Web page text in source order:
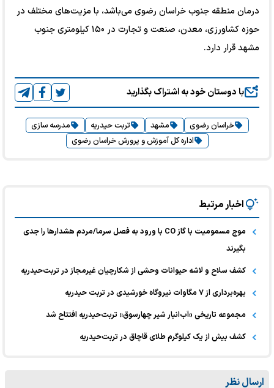
درمان منطقه جنوب خراسان رضوی می‌باشد، با مزیت‌های مختلف در
حوزه کشاورزی، معدن، صنعت و تجارت در ۱۵۰ کیلومتری جنوب
مشهد قرار دارد.​
با دوستان خود به اشتراک بگذارید
خراسان رضوی مشهد تربت حیدریه
مدرسه سازی
اداره کل آموزش و پرورش خراسان رضوی
اخبار مرتبط
موج مسمومیت با گاز CO با ورود به فصل سرما/مردم هشدارها را جدی
بگیرند
کشف سلاح و لاشه حیوانات وحشی از شکارچیان غیرمجاز در تربت‌حیدریه
بهره‌برداری از ۷ مگاوات نیروگاه خورشیدی در تربت حیدریه
مجموعه تاریخی «آب‌انبار شیر چهارسوق» تربت‌حیدریه افتتاح شد
کشف بیش از یک کیلوگرم طلای قاچاق در تربت‌حیدریه
ارسال نظر